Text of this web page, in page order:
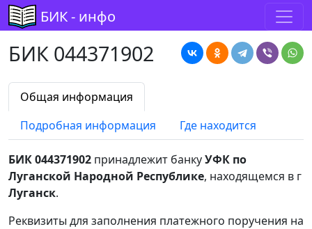
БИК - инфо
БИК 044371902
Общая информация
Подробная информация
Где находится
БИК 044371902 принадлежит банкуУФК по
Луганской Народной Республике, находящемся в г
Луганск.
Реквизиты для заполнения платежного поручения на